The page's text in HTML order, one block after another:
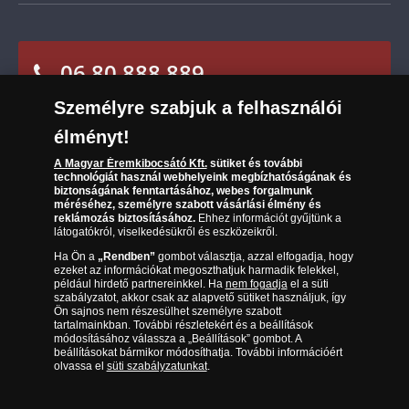
Sütik (cookies) használata
Süti (cookies)Beállítások
Társaságunkról
Az érmék és érmek ára és értéke
Gyakran ismételt kérdések
Adatkezelés
06 80 888 889
(díjmentesen hívható hétfőtől csütörtökig 9.00 és 17.00
óra között, péntekenként 9.00 és 15.00 óra között)
Magyar Éremkibocsátó Kft. 1134 Budapest, Váci út 33. Cégjegyzékszám: 01-09-
Személyre szabjuk a felhasználói
élményt!
A Magyar Éremkibocsátó Kft.sütiket és további
technológiát használ webhelyeink megbízhatóságának és
biztonságának fenntartásához, webes forgalmunk
méréséhez, személyre szabott vásárlási élmény és
reklámozás biztosításához.Ehhez információt gyűjtünk a
látogatókról, viselkedésükről és eszközeikről.
Ha Ön a „Rendben”gombot választja, azzal elfogadja, hogy
ezeket az információkat megoszthatjuk harmadik felekkel,
például hirdető partnereinkkel. Ha nem fogadjael a süti
szabályzatot, akkor csak az alapvető sütiket használjuk, így
Ön sajnos nem részesülhet személyre szabott
tartalmainkban. További részletekért és a beállítások
módosításához válassza a „Beállítások” gombot. A
beállításokat bármikor módosíthatja. További információért
olvassa el süti szabályzatunkat.